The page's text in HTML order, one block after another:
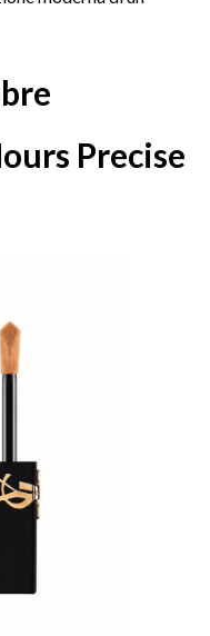
Precise